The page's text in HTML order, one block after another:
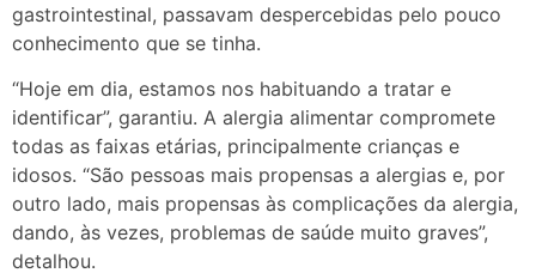
gastrointestinal, passavam despercebidas pelo pouco
conhecimento que se tinha.
“Hoje em dia, estamos nos habituando a tratar e
identificar”, garantiu. A alergia alimentar compromete
todas as faixas etárias, principalmente crianças e
idosos. “São pessoas mais propensas a alergias e, por
outro lado, mais propensas às complicações da alergia,
dando, às vezes, problemas de saúde muito graves”,
detalhou.